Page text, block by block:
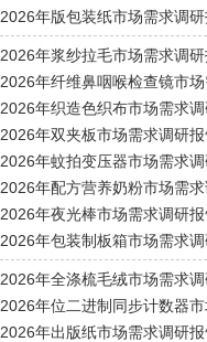
2026年版包装纸市场需求调
2026年浆纱拉毛市场需求调
2026年纤维鼻咽喉检查镜市
2026年织造色织布市场需求
2026年双夹板市场需求调研
2026年蚊拍变压器市场需求
2026年配方营养奶粉市场需
2026年夜光棒市场需求调研
2026年包装制板箱市场需求
2026年全涤梳毛绒市场需求
2026年位二进制同步计数器
2026年出版纸市场需求调研